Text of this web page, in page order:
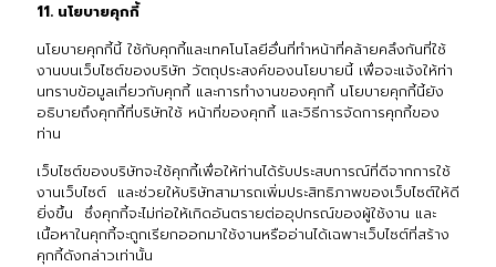
11. นโยบายคุกกี้
นโยบายคุกกี้นี้ ใช้กับคุกกี้และเทคโนโลยีอื่นที่ทำหน้าที่คล้ายคลึงกันที่ใช้
งานบนเว็บไซต์ของบริษัท วัตถุประสงค์ของนโยบายนี้ เพื่อจะแจ้งให้ท่า
นทราบข้อมูลเกี่ยวกับคุกกี้ และการทำงานของคุกกี้ นโยบายคุกกี้นี้ยัง
อธิบายถึงคุกกี้ที่บริษัทใช้ หน้าที่ของคุกกี้ และวิธีการจัดการคุกกี้ของ
ท่าน
เว็บไซต์ของบริษัทจะใช้คุกกี้เพื่อให้ท่านได้รับประสบการณ์ที่ดีจากการใช้
งานเว็บไซต์ และช่วยให้บริษัทสามารถเพิ่มประสิทธิภาพของเว็บไซต์ให้ดี
ยิ่งขึ้น ซึ่งคุกกี้จะไม่ก่อให้เกิดอันตรายต่ออุปกรณ์ของผู้ใช้งาน และ
เนื้อหาในคุกกี้จะถูกเรียกออกมาใช้งานหรืออ่านได้เฉพาะเว็บไซต์ที่สร้าง
คุกกี้ดังกล่าวเท่านั้น